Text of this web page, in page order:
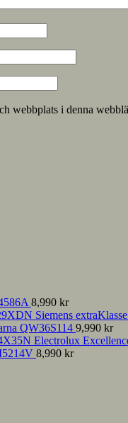
webbplats i denna
8,990 kr
Siemens
QW36S114 9,990 kr
Electrolux
8,990 kr